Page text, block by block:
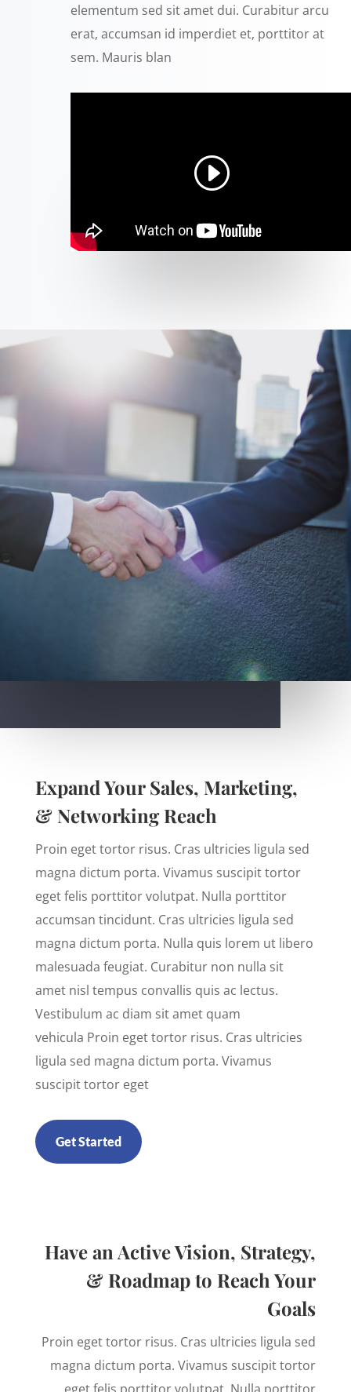
elementum sed sit amet dui. Curabitur arcu
erat, accumsan id imperdiet et, porttitor at
sem. Mauris blan
Expand Your Sales, Marketing,
& Networking Reach
Proin eget tortor risus. Cras ultricies ligula sed
magna dictum porta. Vivamus suscipit tortor
eget felis porttitor volutpat. Nulla porttitor
accumsan tincidunt. Cras ultricies ligula sed
magna dictum porta. Nulla quis lorem ut libero
malesuada feugiat. Curabitur non nulla sit
amet nisl tempus convallis quis ac lectus.
Vestibulum ac diam sit amet quam
vehicula Proin eget tortor risus. Cras ultricies
ligula sed magna dictum porta. Vivamus
suscipit tortor eget
Get Started
Have an Active Vision, Strategy,
& Roadmap to Reach Your
Goals
Proin eget tortor risus. Cras ultricies ligula sed
magna dictum porta. Vivamus suscipit tortor